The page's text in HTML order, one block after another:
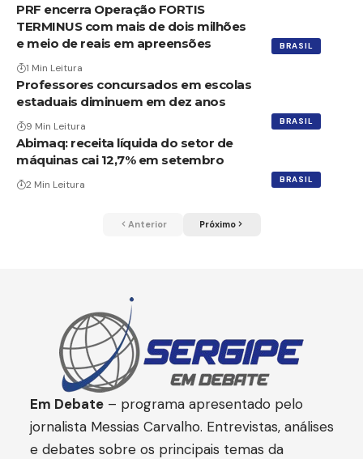
BRASIL
PRF encerra Operação FORTIS
TERMINUS com mais de dois milhões
e meio de reais em apreensões
1 Min Leitura
BRASIL
Professores concursados em escolas
estaduais diminuem em dez anos
9 Min Leitura
BRASIL
Abimaq: receita líquida do setor de
máquinas cai 12,7% em setembro
2 Min Leitura
Anterior Próximo
Em Debate – programa apresentado pelo
jornalista Messias Carvalho. Entrevistas, análises
e debates sobre os principais temas da